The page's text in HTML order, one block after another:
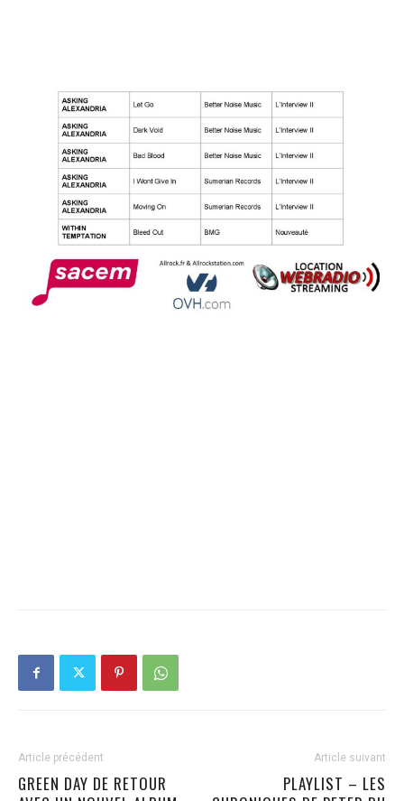
Article précédent
GREEN DAY DE RETOUR
Article suivant
PLAYLIST – LES